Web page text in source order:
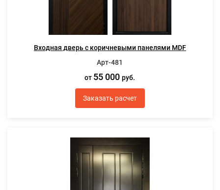
Входная дверь с коричневыми панелями MDF
Арт-481
от 55 000руб.
Заказать расчет